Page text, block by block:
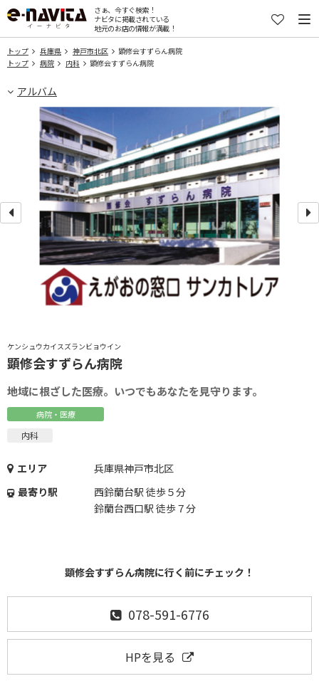
さぁ、今すぐ検索！
ナビタに掲載されている
地元のお店の情報が満載！
トップ 兵庫県 神戸市北区
顕修会すずらん病院
トップ
病院 内科 顕修会すずらん病院
アルバム
ケンシュウカイスズランビョウイン
顕修会すずらん病院
地域に根ざした医療。いつでもあなたを見守ります。
病院・医療
内科
エリア
兵庫県神戸市北区
最寄り駅
西鈴蘭台駅 徒歩５分
鈴蘭台西口駅 徒歩７分
顕修会すずらん病院に行く前にチェック！
078-591-6776
HPを見る